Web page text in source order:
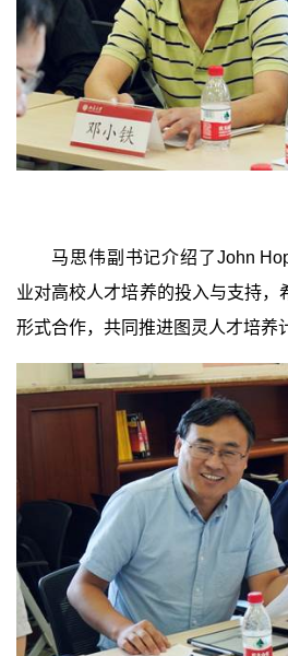
马思伟副书记介绍了John
业对高校人才培养的投入与支持，
形式合作，共同推进图灵人才培养